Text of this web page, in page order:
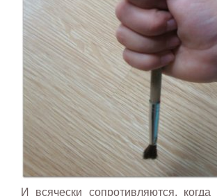
И всячески сопротивляются,